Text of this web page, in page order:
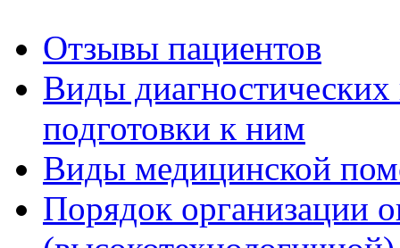
Отзывы пациентов
Виды диагностических
подготовки к ним
Виды медицинской
Порядок организации